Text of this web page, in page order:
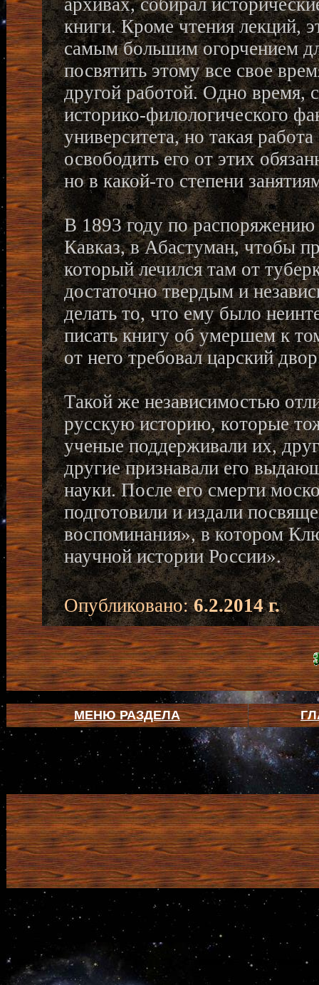
архивах, собирал
книги. Кроме чтения лекций,
самым большим огорчением
посвятить этому все свое
другой работой. Одно время,
историко-филологического
университета, но такая
освободить его от этих
но в какой-то степени
В 1893 году по
Кавказ, в Абастуман, чтобы
который лечился там от
достаточно твердым и
делать то, что ему было
писать книгу об умершем к
от него требовал царский
Такой же независимостью
русскую историю, которые
ученые поддерживали их,
другие признавали его
науки. После его смерти
подготовили и издали
воспоминания», в котором
научной истории России».
Опубликовано:6.2.2014 г.
МЕНЮ РАЗДЕЛА